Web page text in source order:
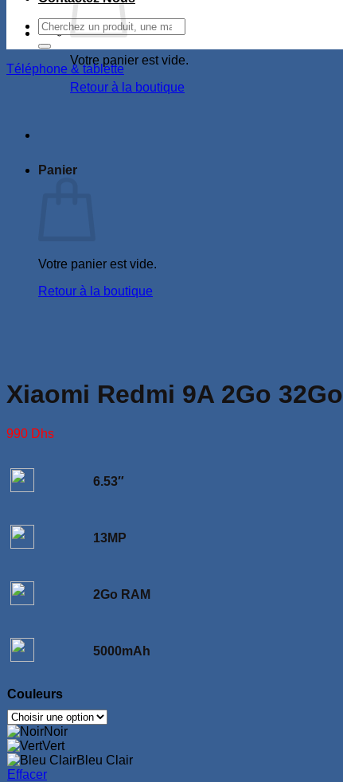
Votre panier est vide.
Retour à la boutique
Panier
Votre panier est vide.
Retour à la boutique
Recherche
pour :
Téléphone & tablette
Xiaomi Redmi 9A 2Go 32Go
990 Dhs
6.53″
13MP
2Go RAM
5000mAh
Couleurs
Noir
Vert
Bleu Clair
Effacer